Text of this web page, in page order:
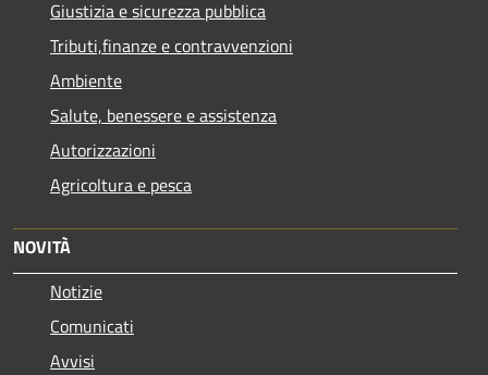
Giustizia e sicurezza pubblica
Tributi,finanze e contravvenzioni
Ambiente
Salute, benessere e assistenza
Autorizzazioni
Agricoltura e pesca
NOVITÀ
Notizie
Comunicati
Avvisi